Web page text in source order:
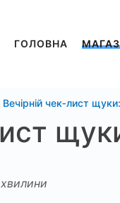
ГОЛОВНА
Вечірній чек‑лист
хвилини